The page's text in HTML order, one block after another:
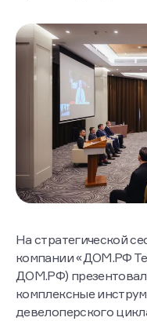
На стратегической
компании «ДОМ.РФ
ДОМ.РФ)
комплексные
девелоперского